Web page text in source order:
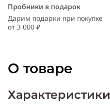
Пробники в подарок
Дарим подарки при покупке
от 3 000 ₽
О товаре
Характеристики